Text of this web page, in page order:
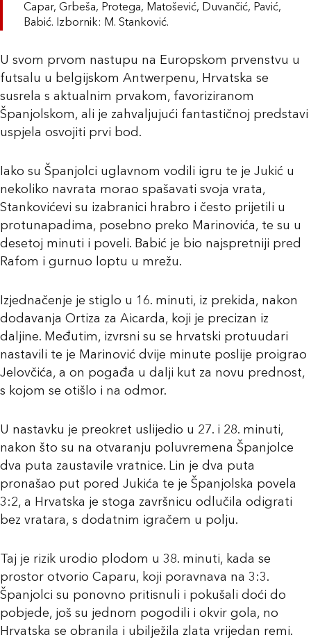
Capar, Grbeša, Protega, Matošević, Duvančić, Pavić,
Babić. Izbornik: M. Stanković.
U svom prvom nastupu na Europskom prvenstvu u
futsalu u belgijskom Antwerpenu, Hrvatska se
susrela s aktualnim prvakom, favoriziranom
Španjolskom, ali je zahvaljujući fantastičnoj predstavi
uspjela osvojiti prvi bod.
Iako su Španjolci uglavnom vodili igru te je Jukić u
nekoliko navrata morao spašavati svoja vrata,
Stankovićevi su izabranici hrabro i često prijetili u
protunapadima, posebno preko Marinovića, te su u
desetoj minuti i poveli. Babić je bio najspretniji pred
Rafom i gurnuo loptu u mrežu.
Izjednačenje je stiglo u 16. minuti, iz prekida, nakon
dodavanja Ortiza za Aicarda, koji je precizan iz
daljine. Međutim, izvrsni su se hrvatski protuudari
nastavili te je Marinović dvije minute poslije proigrao
Jelovčića, a on pogađa u dalji kut za novu prednost,
s kojom se otišlo i na odmor.
U nastavku je preokret uslijedio u 27. i 28. minuti,
nakon što su na otvaranju poluvremena Španjolce
dva puta zaustavile vratnice. Lin je dva puta
pronašao put pored Jukića te je Španjolska povela
3:2, a Hrvatska je stoga završnicu odlučila odigrati
bez vratara, s dodatnim igračem u polju.
Taj je rizik urodio plodom u 38. minuti, kada se
prostor otvorio Caparu, koji poravnava na 3:3.
Španjolci su ponovno pritisnuli i pokušali doći do
pobjede, još su jednom pogodili i okvir gola, no
Hrvatska se obranila i ubilježila zlata vrijedan remi.